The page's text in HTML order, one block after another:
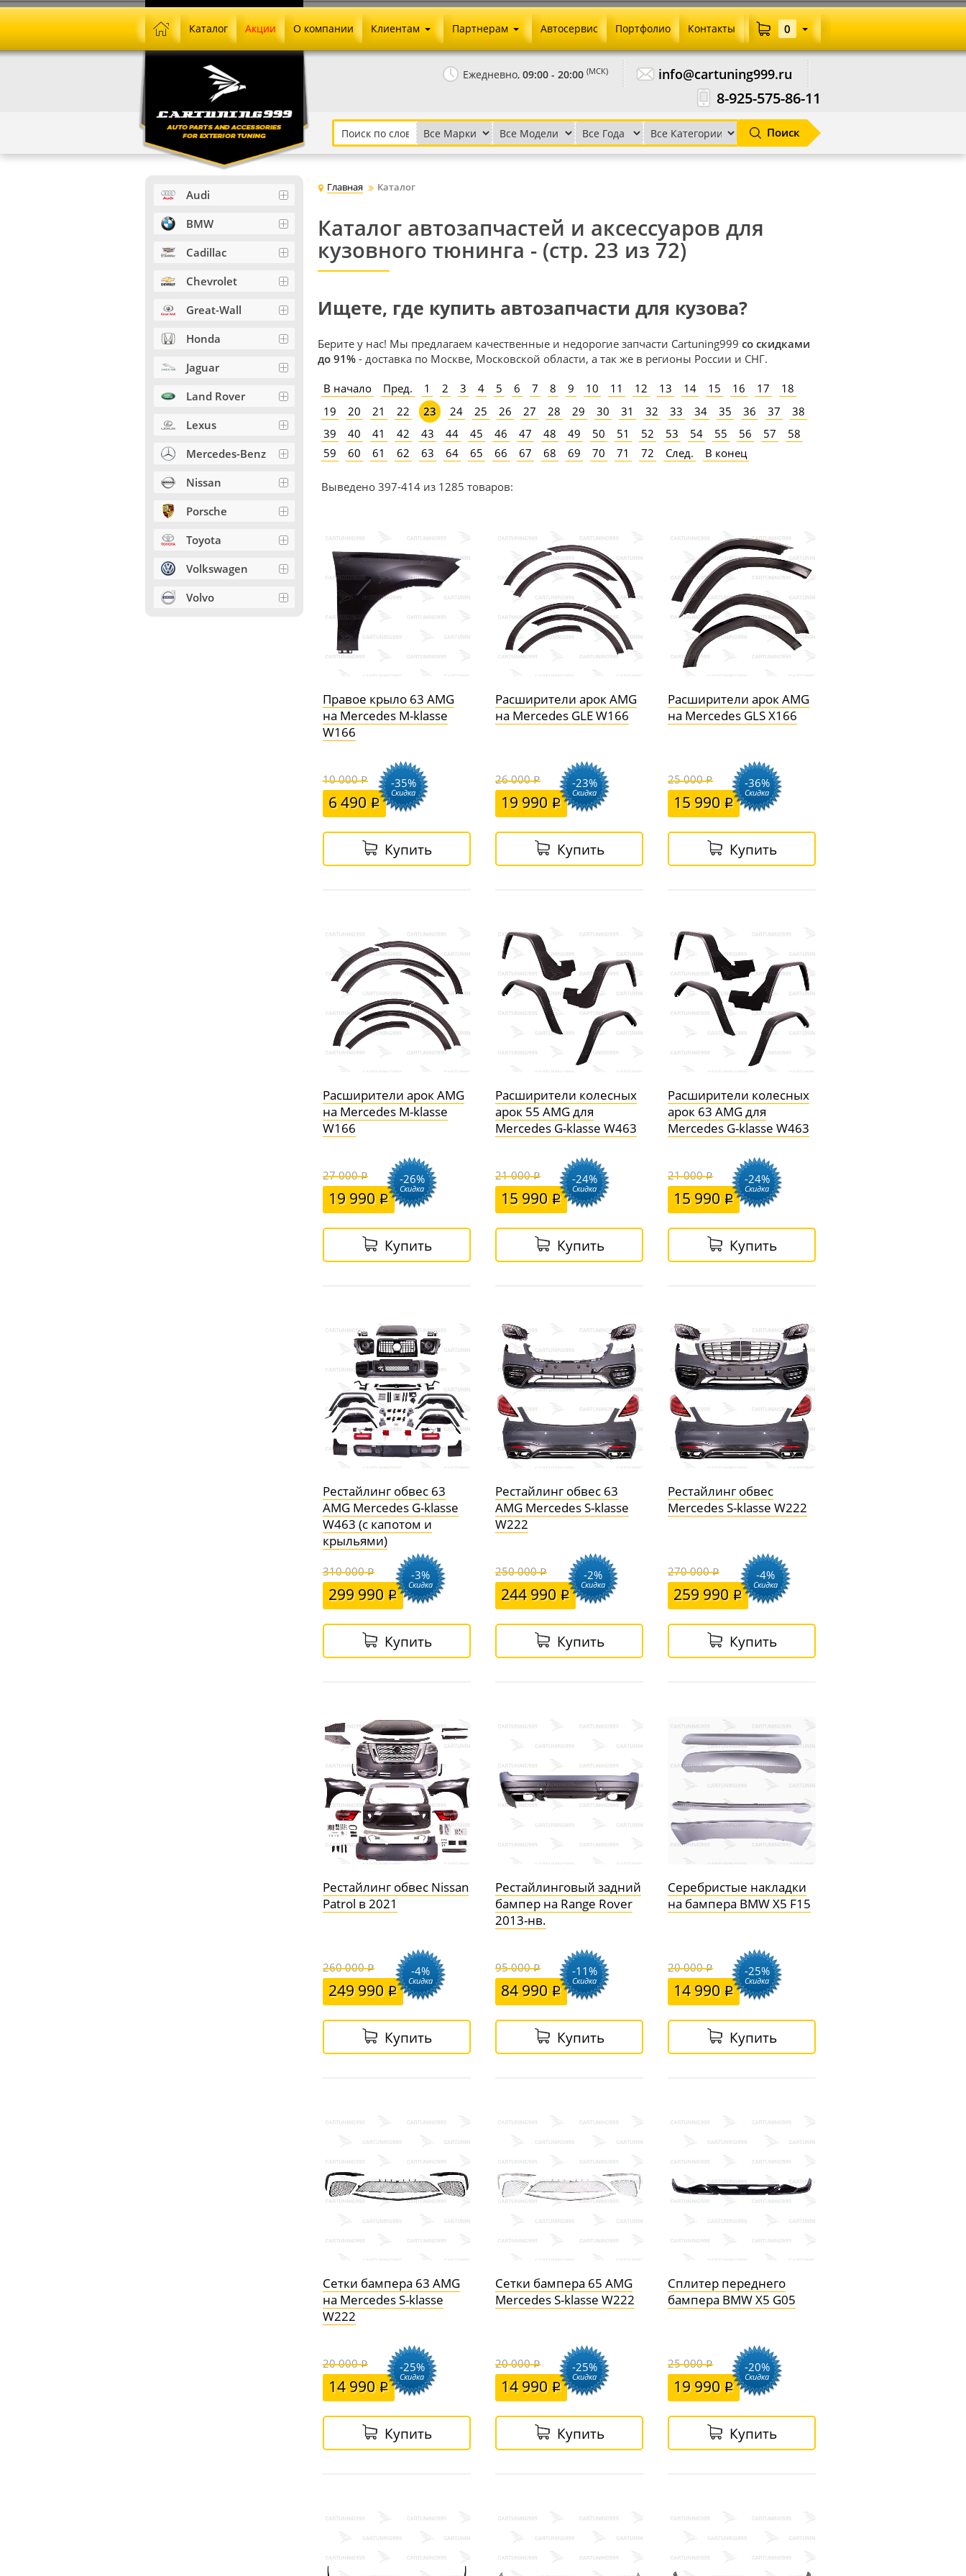
Ежедневно, 09:00 - 20:00 (МСК) info@cartuning999.ru
8-925-575-86-11
Поиск
Каталог Акции О компании Клиентам
Как сделать заказ
Установка на авто
Партнерам
Агентское вознаграждение
Скачать прайс
Автосервис Портфолио Контакты 0
Главная Каталог
Каталог автозапчастей и аксессуаров для
кузовного тюнинга - (стр. 23 из 72)
Ищете, где купить автозапчасти для кузова?
Берите у нас! Мы предлагаем качественные и недорогие запчасти Cartuning999 со скидками
до 91% - доставка по Москве, Московской области, а так же в регионы России и СНГ.
В начало Пред. 1 2 3 4 5 6 7 8 9 10 11 12 13 14 15 16 17
18
19
20 21 22 23 24 25 26 27 28 29 30 31 32 33 34 35 36 37
38
39
40 41 42 43 44 45 46 47 48 49 50 51 52 53 54 55 56 57
58
59
60 61 62 63 64 65 66 67 68 69 70 71 72 След. В конец
Выведено 397-414 из 1285 товаров:
Правое крыло 63 AMG
на Mercedes M-klasse
W166
10 000
6 490
-35%
Скидка
Купить
Расширители арок AMG
на Mercedes GLE W166
26 000
19 990
-23%
Скидка
Купить
Расширители арок AMG
на Mercedes GLS X166
25 000
15 990
-36%
Скидка
Купить
Расширители арок AMG
на Mercedes M-klasse
W166
27 000
19 990
-26%
Скидка
Купить
Расширители колесных
арок 55 AMG для
Mercedes G-klasse W463
21 000
15 990
-24%
Скидка
Купить
Расширители колесных
арок 63 AMG для
Mercedes G-klasse W463
21 000
15 990
-24%
Скидка
Купить
Рестайлинг обвес 63
AMG Mercedes G-klasse
W463 (с капотом и
крыльями)
310 000
299 990
-3%
Скидка
Купить
Рестайлинг обвес 63
AMG Mercedes S-klasse
W222
250 000
244 990
-2%
Скидка
Купить
Рестайлинг обвес
Mercedes S-klasse W222
270 000
259 990
-4%
Скидка
Купить
Рестайлинг обвес Nissan
Patrol в 2021
260 000
249 990
-4%
Скидка
Купить
Рестайлинговый задний
бампер на Range Rover
2013-нв.
95 000
84 990
-11%
Скидка
Купить
Серебристые накладки
на бампера BMW X5 F15
20 000
14 990
-25%
Скидка
Купить
Сетки бампера 63 AMG
на Mercedes S-klasse
W222
20 000
14 990
-25%
Скидка
Купить
Сетки бампера 65 AMG
Mercedes S-klasse W222
20 000
14 990
-25%
Скидка
Купить
Сплитер переднего
бампера BMW X5 G05
25 000
19 990
-20%
Скидка
Купить
Audi
BMW
Cadillac
Chevrolet
Great-Wall
Honda
Jaguar
Land Rover
Lexus
Mercedes-Benz
Nissan
Porsche
Toyota
Volkswagen
Volvo